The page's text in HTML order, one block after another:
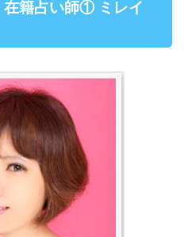
籍占い師① ミレイ